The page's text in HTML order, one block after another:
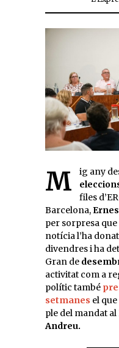
Mig any
files
Barcelona,
per sorpresa que
notícia l’ha
divendres i ha
Gran de
activitat com a
polític també
setmanes el
ple del mandat al
Andreu.